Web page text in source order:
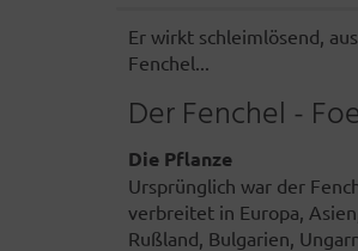
Er wirkt schleimlösend,
Fenchel...
Der Fenchel -
Die Pflanze
Ursprünglich war der
verbreitet in Europa,
Rußland, Bulgarien,